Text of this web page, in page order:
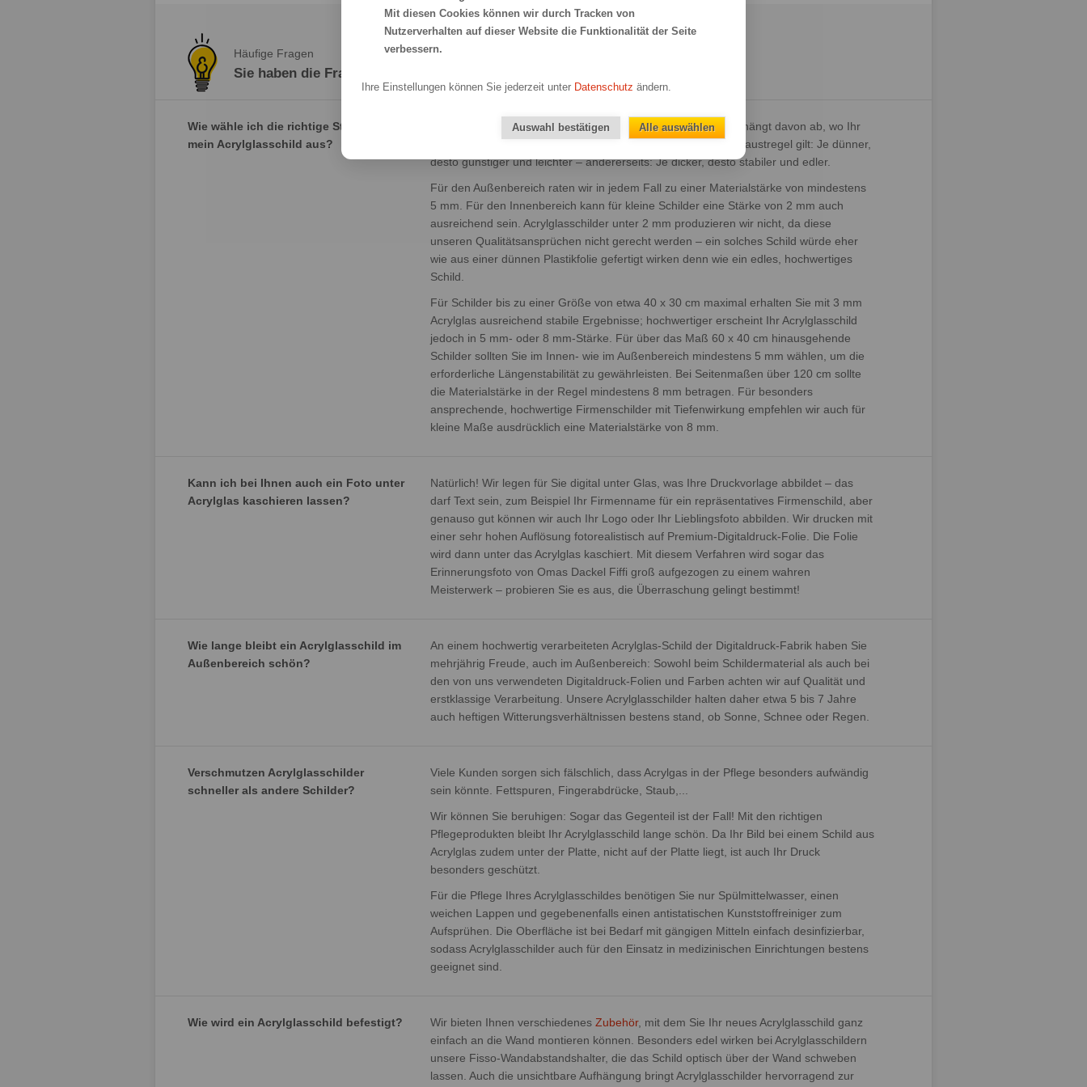
Häufige Fragen
Sie haben die Fragen, wir die Antworten!
Wie wähle ich die richtige Stärke für
mein Acrylglasschild aus?
Welche Stärke für Ihr Acrylglasschild am besten geeignet ist, hängt davon ab, wo Ihr
Schild aufgehängt werden soll und welche Maße es hat. Als Faustregel gilt: Je dünner,
desto günstiger und leichter – andererseits: Je dicker, desto stabiler und edler.
Für den Außenbereich raten wir in jedem Fall zu einer Materialstärke von mindestens
5 mm. Für den Innenbereich kann für kleine Schilder eine Stärke von 2 mm auch
ausreichend sein. Acrylglasschilder unter 2 mm produzieren wir nicht, da diese
unseren Qualitätsansprüchen nicht gerecht werden – ein solches Schild würde eher
wie aus einer dünnen Plastikfolie gefertigt wirken denn wie ein edles, hochwertiges
Schild.
Für Schilder bis zu einer Größe von etwa 40 x 30 cm maximal erhalten Sie mit 3 mm
Acrylglas ausreichend stabile Ergebnisse; hochwertiger erscheint Ihr Acrylglasschild
jedoch in 5 mm- oder 8 mm-Stärke. Für über das Maß 60 x 40 cm hinausgehende
Schilder sollten Sie im Innen- wie im Außenbereich mindestens 5 mm wählen, um die
erforderliche Längenstabilität zu gewährleisten. Bei Seitenmaßen über 120 cm sollte
die Materialstärke in der Regel mindestens 8 mm betragen. Für besonders
ansprechende, hochwertige Firmenschilder mit Tiefenwirkung empfehlen wir auch für
kleine Maße ausdrücklich eine Materialstärke von 8 mm.
Kann ich bei Ihnen auch ein Foto unter
Acrylglas kaschieren lassen?
Natürlich! Wir legen für Sie digital unter Glas, was Ihre Druckvorlage abbildet – das
darf Text sein, zum Beispiel Ihr Firmenname für ein repräsentatives Firmenschild, aber
genauso gut können wir auch Ihr Logo oder Ihr Lieblingsfoto abbilden. Wir drucken mit
einer sehr hohen Auflösung fotorealistisch auf Premium-Digitaldruck-Folie. Die Folie
wird dann unter das Acrylglas kaschiert. Mit diesem Verfahren wird sogar das
Erinnerungsfoto von Omas Dackel Fiffi groß aufgezogen zu einem wahren
Meisterwerk – probieren Sie es aus, die Überraschung gelingt bestimmt!
Wie lange bleibt ein Acrylglasschild im
Außenbereich schön?
An einem hochwertig verarbeiteten Acrylglas-Schild der Digitaldruck-Fabrik haben Sie
mehrjährig Freude, auch im Außenbereich: Sowohl beim Schildermaterial als auch bei
den von uns verwendeten Digitaldruck-Folien und Farben achten wir auf Qualität und
erstklassige Verarbeitung. Unsere Acrylglasschilder halten daher etwa 5 bis 7 Jahre
auch heftigen Witterungsverhältnissen bestens stand, ob Sonne, Schnee oder Regen.
Verschmutzen Acrylglasschilder
schneller als andere Schilder?
Viele Kunden sorgen sich fälschlich, dass Acrylgas in der Pflege besonders aufwändig
sein könnte. Fettspuren, Fingerabdrücke, Staub,...
Wir können Sie beruhigen: Sogar das Gegenteil ist der Fall! Mit den richtigen
Pflegeprodukten bleibt Ihr Acrylglasschild lange schön. Da Ihr Bild bei einem Schild aus
Acrylglas zudem unter der Platte, nicht auf der Platte liegt, ist auch Ihr Druck
besonders geschützt.
Für die Pflege Ihres Acrylglasschildes benötigen Sie nur Spülmittelwasser, einen
weichen Lappen und gegebenenfalls einen antistatischen Kunststoffreiniger zum
Aufsprühen. Die Oberfläche ist bei Bedarf mit gängigen Mitteln einfach desinfizierbar,
sodass Acrylglasschilder auch für den Einsatz in medizinischen Einrichtungen bestens
geeignet sind.
Wie wird ein Acrylglasschild befestigt? Wir bieten Ihnen verschiedenes Zubehör, mit dem Sie Ihr neues Acrylglasschild ganz
einfach an die Wand montieren können. Besonders edel wirken bei Acrylglasschildern
unsere Fisso-Wandabstandshalter, die das Schild optisch über der Wand schweben
lassen. Auch die unsichtbare Aufhängung bringt Acrylglasschilder hervorragend zur
Mit diesen Cookies können wir durch Tracken von
Nutzerverhalten auf dieser Website die Funktionalität der Seite
verbessern.
Ihre Einstellungen können Sie jederzeit unter Datenschutz ändern.
Alle auswählen
Auswahl bestätigen